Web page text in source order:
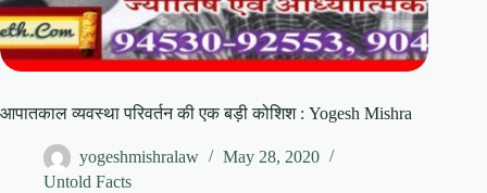
आपातकाल व्यवस्था परिवर्तन की एक बड़ी कोशिश : Yogesh Mishra
yogeshmishralaw
May 28, 2020
Untold Facts